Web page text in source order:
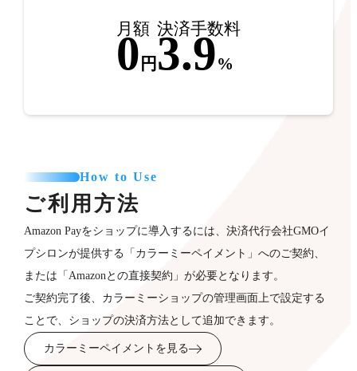
月額
0円
決済手数料
3.9%
How to Use
ご利用方法
Amazon Payをショップに導入するには、決済代行会社GMOイ
プシロンが提供する「カラーミーペイメント」へのご契約、
または「Amazonとの直接契約」が必要となります。
ご契約完了後、カラーミーショップの管理画面上で設定する
ことで、ショップの決済方法として追加できます。
カラーミーペイメントを見る